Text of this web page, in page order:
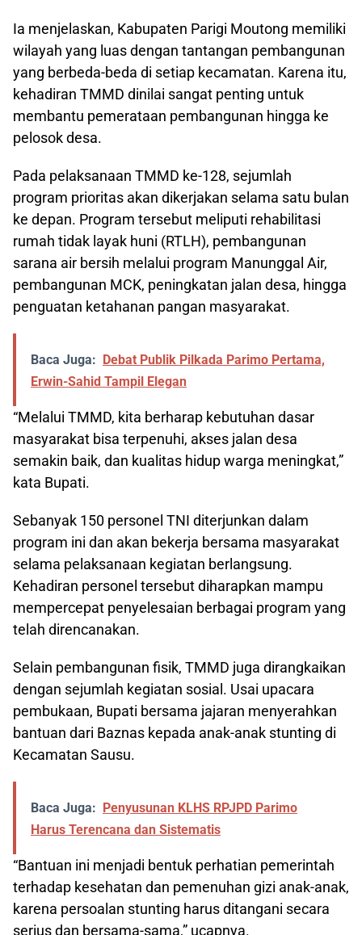
Ia menjelaskan, Kabupaten Parigi Moutong memiliki
wilayah yang luas dengan tantangan pembangunan
yang berbeda-beda di setiap kecamatan. Karena itu,
kehadiran TMMD dinilai sangat penting untuk
membantu pemerataan pembangunan hingga ke
pelosok desa.
Pada pelaksanaan TMMD ke-128, sejumlah
program prioritas akan dikerjakan selama satu bulan
ke depan. Program tersebut meliputi rehabilitasi
rumah tidak layak huni (RTLH), pembangunan
sarana air bersih melalui program Manunggal Air,
pembangunan MCK, peningkatan jalan desa, hingga
penguatan ketahanan pangan masyarakat.
Baca Juga: Debat Publik Pilkada Parimo Pertama,
Erwin-Sahid Tampil Elegan
“Melalui TMMD, kita berharap kebutuhan dasar
masyarakat bisa terpenuhi, akses jalan desa
semakin baik, dan kualitas hidup warga meningkat,”
kata Bupati.
Sebanyak 150 personel TNI diterjunkan dalam
program ini dan akan bekerja bersama masyarakat
selama pelaksanaan kegiatan berlangsung.
Kehadiran personel tersebut diharapkan mampu
mempercepat penyelesaian berbagai program yang
telah direncanakan.
Selain pembangunan fisik, TMMD juga dirangkaikan
dengan sejumlah kegiatan sosial. Usai upacara
pembukaan, Bupati bersama jajaran menyerahkan
bantuan dari Baznas kepada anak-anak stunting di
Kecamatan Sausu.
Baca Juga: Penyusunan KLHS RPJPD Parimo
Harus Terencana dan Sistematis
“Bantuan ini menjadi bentuk perhatian pemerintah
terhadap kesehatan dan pemenuhan gizi anak-anak,
karena persoalan stunting harus ditangani secara
serius dan bersama-sama,” ucapnya.